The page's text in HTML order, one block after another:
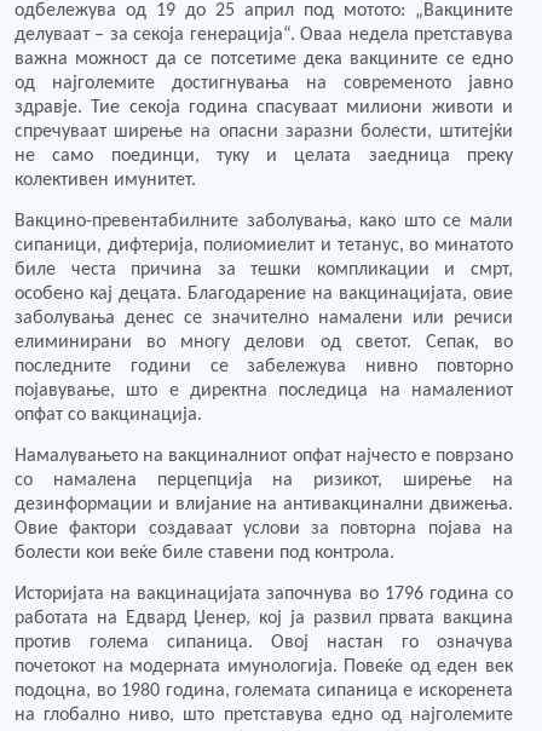
одбележува од 19 до 25 април под мотото: „Вакцините
делуваат – за секоја генерација“. Оваа недела претставува
важна можност да се потсетиме дека вакцините се едно
од најголемите достигнувања на современото јавно
здравје. Тие секоја година спасуваат милиони животи и
спречуваат ширење на опасни заразни болести, штитејќи
не само поединци, туку и целата заедница преку
колективен имунитет.
Вакцино-превентабилните заболувања, како што се мали
сипаници, дифтерија, полиомиелит и тетанус, во минатото
биле честа причина за тешки компликации и смрт,
особено кај децата. Благодарение на вакцинацијата, овие
заболувања денес се значително намалени или речиси
елиминирани во многу делови од светот. Сепак, во
последните години се забележува нивно повторно
појавување, што е директна последица на намалениот
опфат со вакцинација.
Намалувањето на вакциналниот опфат најчесто е поврзано
со намалена перцепција на ризикот, ширење на
дезинформации и влијание на антивакцинални движења.
Овие фактори создаваат услови за повторна појава на
болести кои веќе биле ставени под контрола.
Историјата на вакцинацијата започнува во 1796 година со
работата на Едвард Џенер, кој ја развил првата вакцина
против голема сипаница. Овој настан го означува
почетокот на модерната имунологија. Повеќе од еден век
подоцна, во 1980 година, големата сипаница е искоренета
на глобално ниво, што претставува едно од најголемите